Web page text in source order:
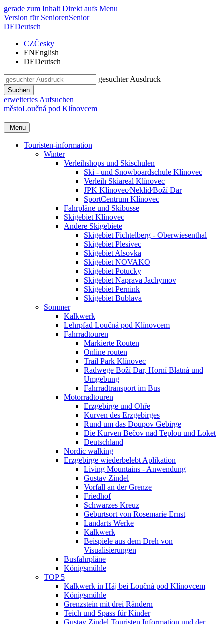
gerade zum Inhalt Direkt aufs Menu
Version für SeniorenSenior
DEDeutsch
CZČesky
ENEnglish
DEDeutsch
gesuchter Ausdruck
Suchen
erweitertes Aufsuchen
městoLoučná pod Klínovcem
Menu
Touristen-information
Winter
Verleihshops und Skischulen
Ski - und Snowboardschule Klínovec
Verleih Skiareal Klínovec
JPK Klínovec⁄Neklid⁄Boží Dar
SportCentrum Klínovec
Fahrpläne und Skibusse
Skigebiet Klínovec
Andere Skigebiete
Skigebiet Fichtelberg - Oberwiesenthal
Skigebiet Plesivec
Skigebiet Alsovka
Skigebiet NOVAKO
Skigebiet Potucky
Skigebiet Naprava Jachymov
Skigebiet Pernink
Skigebiet Bublava
Sommer
Kalkwerk
Lehrpfad Loučná pod Klínovcem
Fahrradtouren
Markierte Routen
Online routen
Trail Park Klínovec
Radwege Boží Dar, Horní Blatná und
Umgebung
Fahrradtransport im Bus
Motorradtouren
Erzgebirge und Ohře
Kurven des Erzgebirges
Rund um das Doupov Gebirge
Die Kurven Bečov nad Teplou und Loket
Deutschland
Nordic walking
Erzgebirge wiederbelebt Aplikation
Living Mountains - Anwendung
Gustav Zindel
Vorfall an der Grenze
Friedhof
Schwarzes Kreuz
Geburtsort von Rosemarie Ernst
Landarts Werke
Kalkwerk
Beispiele aus dem Dreh von
Visualisierungen
Busfahrpläne
Königsmühle
TOP 5
Kalkwerk in Háj bei Loučná pod Klínovcem
Königsmühle
Grenzstein mit drei Rändern
Teich und Spass für Kinder
Gustav Zindel Touristen Information und der